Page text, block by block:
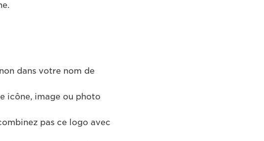
dans votre nom de
icône, image ou photo
pas ce logo avec